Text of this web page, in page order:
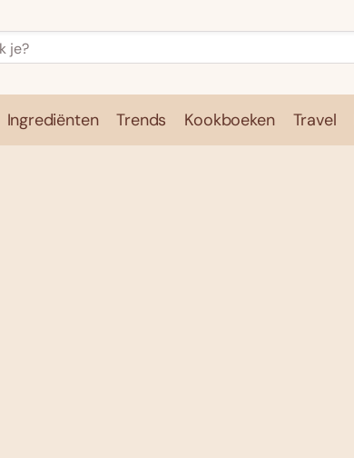
Ingrediënten Trends Kookboeken Travel